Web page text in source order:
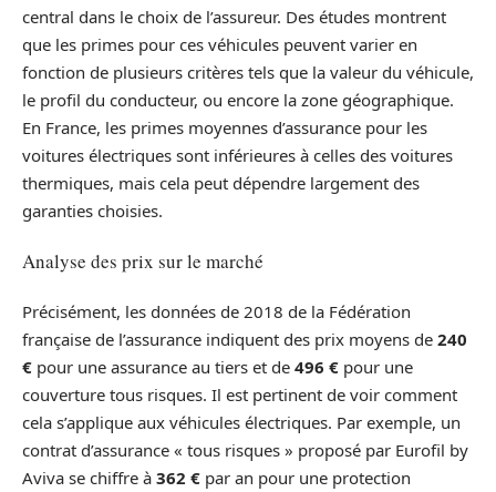
central dans le choix de l’assureur. Des études montrent
que les primes pour ces véhicules peuvent varier en
fonction de plusieurs critères tels que la valeur du véhicule,
le profil du conducteur, ou encore la zone géographique.
En France, les primes moyennes d’assurance pour les
voitures électriques sont inférieures à celles des voitures
thermiques, mais cela peut dépendre largement des
garanties choisies.
Analyse des prix sur le marché
Précisément, les données de 2018 de la Fédération
française de l’assurance indiquent des prix moyens de 240
€ pour une assurance au tiers et de 496 € pour une
couverture tous risques. Il est pertinent de voir comment
cela s’applique aux véhicules électriques. Par exemple, un
contrat d’assurance « tous risques » proposé par Eurofil by
Aviva se chiffre à 362 € par an pour une protection